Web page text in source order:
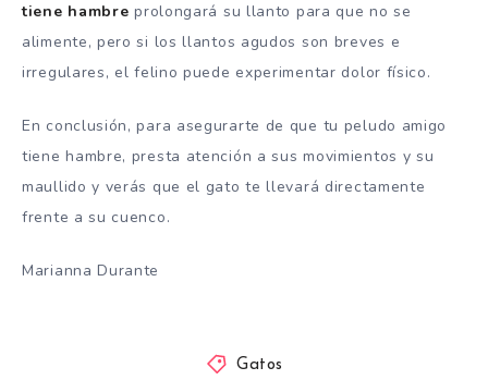
tiene hambre prolongará su llanto para que no se
alimente, pero si los llantos agudos son breves e
irregulares, el felino puede experimentar dolor físico.
En conclusión, para asegurarte de que tu peludo amigo
tiene hambre, presta atención a sus movimientos y su
maullido y verás que el gato te llevará directamente
frente a su cuenco.
Marianna Durante
Gatos